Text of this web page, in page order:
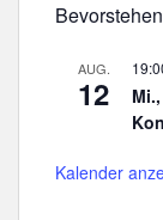
AUG.
12
Kalender